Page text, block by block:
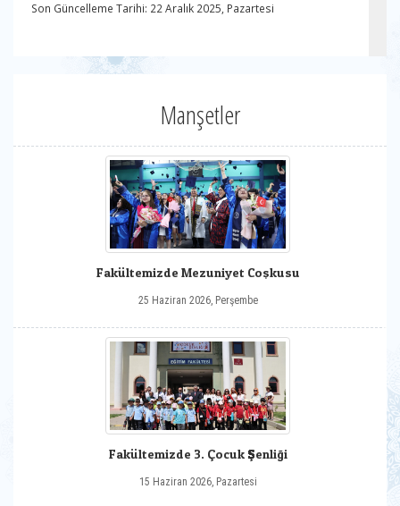
Son Güncelleme Tarihi: 22 Aralık 2025, Pazartesi
Manşetler
Fakültemizde Mezuniyet Coşkusu
25 Haziran 2026, Perşembe
Fakültemizde 3. Çocuk Şenliği
15 Haziran 2026, Pazartesi